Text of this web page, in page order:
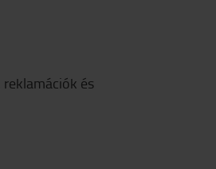
reklamációk és